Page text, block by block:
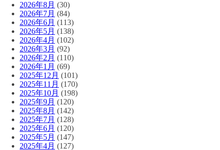
2026年8月 (30)
2026年7月 (84)
2026年6月 (113)
2026年5月 (138)
2026年4月 (102)
2026年3月 (92)
2026年2月 (110)
2026年1月 (69)
2025年12月 (101)
2025年11月 (170)
2025年10月 (198)
2025年9月 (120)
2025年8月 (142)
2025年7月 (128)
2025年6月 (120)
2025年5月 (147)
2025年4月 (127)